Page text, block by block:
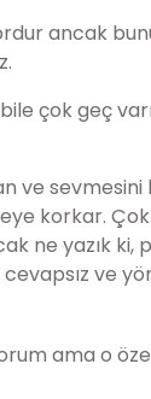
ancak
çok geç
ve
korkar.
ne yazık ki,
ve
ama o